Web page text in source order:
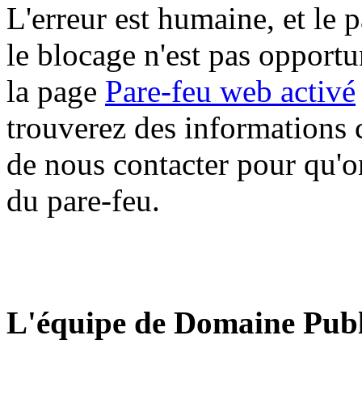
L'erreur est humaine, et le
le blocage n'est pas
la page Pare-feu web activé
trouverez des informations
de nous contacter pour
du pare-feu.
L'équipe de Domaine